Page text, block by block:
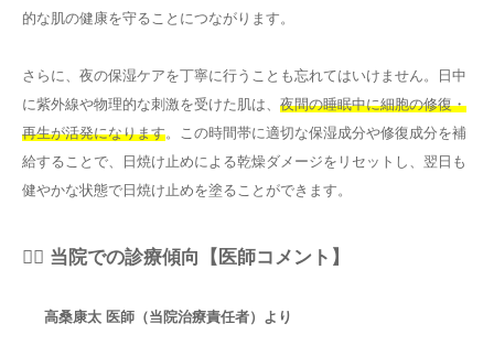
的な肌の健康を守ることにつながります。
さらに、夜の保湿ケアを丁寧に行うことも忘れてはいけません。日中
に紫外線や物理的な刺激を受けた肌は、 夜間の睡眠中に細胞の修復・
再生が活発になります。この時間帯に適切な保湿成分や修復成分を補
給することで、日焼け止めによる乾燥ダメージをリセットし、翌日も
健やかな状態で日焼け止めを塗ることができます。
👨‍⚕️ 当院での診療傾向【医師コメント】
高桑康太 医師（当院治療責任者）より